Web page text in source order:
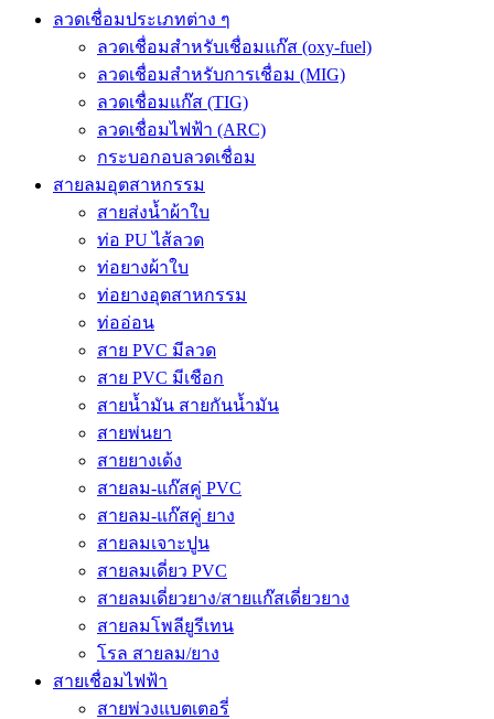
ลวดเชื่อมประเภทต่าง ๆ
ลวดเชื่อมสำหรับเชื่อมแก๊ส (oxy-fuel)
ลวดเชื่อมสำหรับการเชื่อม (MIG)
ลวดเชื่อมแก๊ส (TIG)
ลวดเชื่อมไฟฟ้า (ARC)
กระบอกอบลวดเชื่อม
สายลมอุตสาหกรรม
สายส่งน้ำผ้าใบ
ท่อ PU ไส้ลวด
ท่อยางผ้าใบ
ท่อยางอุตสาหกรรม
ท่ออ่อน
สาย PVC มีลวด
สาย PVC มีเชือก
สายน้ำมัน สายกันน้ำมัน
สายพ่นยา
สายยางเด้ง
สายลม-แก๊สคู่ PVC
สายลม-แก๊สคู่ ยาง
สายลมเจาะปูน
สายลมเดี่ยว PVC
สายลมเดี่ยวยาง/สายแก๊สเดี่ยวยาง
สายลมโพลียูรีเทน
โรล สายลม/ยาง
สายเชื่อมไฟฟ้า
สายพ่วงแบตเตอรี่